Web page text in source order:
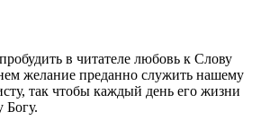
в читателе любовь к Слову
желание преданно служить нашему
так чтобы каждый день его жизни
Богу.